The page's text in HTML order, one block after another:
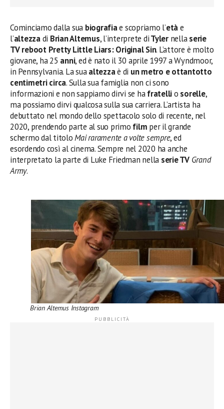
Cominciamo dalla sua biografiae scopriamo l’etàe
l’altezzadi Brian Altemus, l’interprete diTyler nellaserie
TV reboot Pretty Little Liars: Original Sin. L’attore è molto
giovane, ha 25 anni, ed è nato il 30 aprile 1997 a Wyndmoor,
in Pennsylvania. La suaaltezzaè di un metro e ottantotto
centimetri circa. Sulla sua famiglia non ci sono
informazioni e non sappiamo dirvi se hafratellio sorelle,
ma possiamo dirvi qualcosa sulla sua carriera. L’artista ha
debuttato nel mondo dello spettacolo solo di recente, nel
2020, prendendo parte al suo primo film per il grande
schermo dal titoloMai raramente a volte sempre, ed
esordendo così al cinema. Sempre nel 2020 ha anche
interpretato la parte di Luke Friedman nella serie TV Grand
Army.
Brian Altemus Instagram